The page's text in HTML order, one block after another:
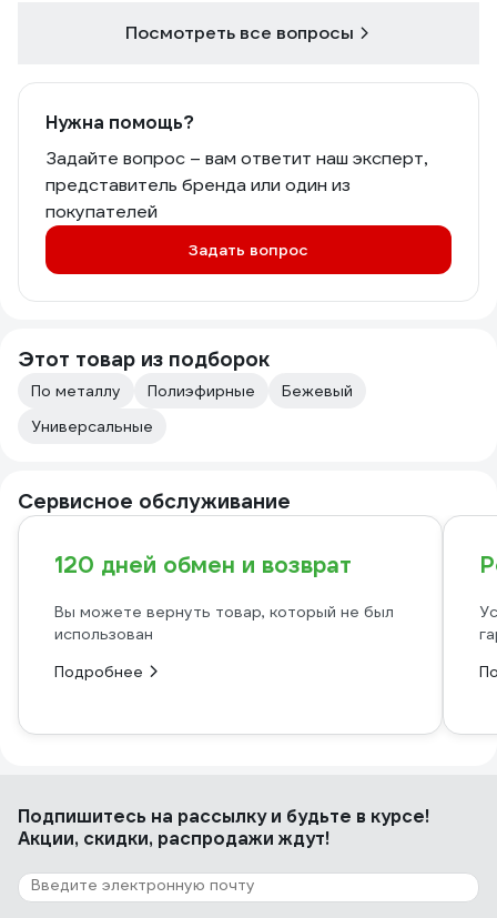
Посмотреть все вопросы
Нужна помощь?
Задайте вопрос – вам ответит наш эксперт,
представитель бренда или один из
покупателей
Задать вопрос
Этот товар из подборок
По металлу Полиэфирные
Бежевый
Универсальные
Сервисное обслуживание
120 дней обмен и возврат
Вы можете вернуть товар, который не был
использован
Подробнее
Подпишитесь на рассылкуи будьте в курсе!
Акции, скидки, распродажи ждут!